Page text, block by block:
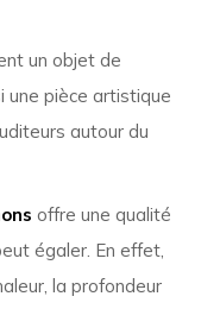
un objet de
une pièce artistique
autour du
offre une qualité
égaler. En effet,
la profondeur